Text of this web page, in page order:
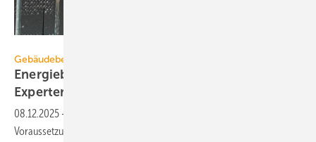
Gebäudebestand
Energieberater-Umfrage: Gebäudeeffizienz bei
Experten weiter hoch im
08.12.2025 -
Voraussetzung für die Dekarbonisierung des Baubestandes, sagt die